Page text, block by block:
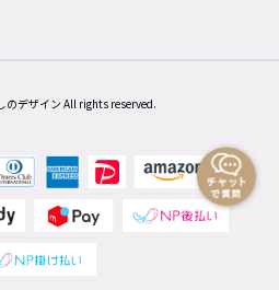
デザイン All rights reserved.